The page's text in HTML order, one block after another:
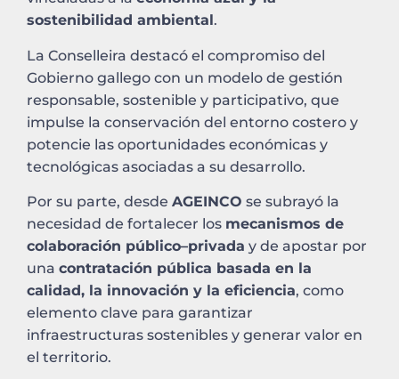
sostenibilidad ambiental .
La Conselleira destacó el compromiso del
Gobierno gallego con un modelo de gestión
responsable, sostenible y participativo, que
impulse la conservación del entorno costero y
potencie las oportunidades económicas y
tecnológicas asociadas a su desarrollo.
Por su parte, desde AGEINCO se subrayó la
necesidad de fortalecer los mecanismos de
colaboración público–privada y de apostar por
una contratación pública basada en la
calidad, la innovación y la eficiencia, como
elemento clave para garantizar
infraestructuras sostenibles y generar valor en
el territorio.